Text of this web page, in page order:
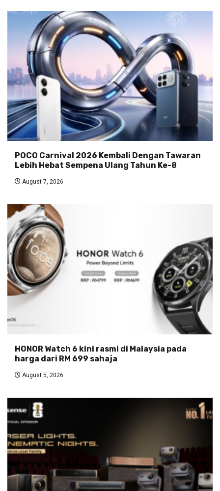
POCO Carnival 2026 Kembali Dengan Tawaran
Lebih Hebat Sempena Ulang Tahun Ke-8
August 7, 2026
HONOR Watch 6 kini rasmi di Malaysia pada
harga dari RM 699 sahaja
August 5, 2026